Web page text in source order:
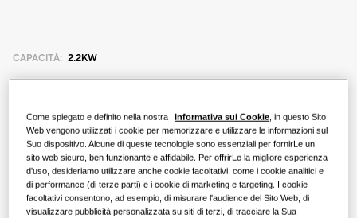
Cassetta360
SmartThings Pro
SmartThings
Prodotti
CAPACITÀ: 2.2KW
EHS TDM Plus - Canalizzabile bassa
prevalenza
AE022ANLDEH/EU
Capacità disponibile
Come spiegato e definito nella nostra Informativa sui Cookie, in questo Sito
Web vengono utilizzati i cookie per memorizzare e utilizzare le informazioni sul
Suo dispositivo. Alcune di queste tecnologie sono essenziali per fornirLe un
sito web sicuro, ben funzionante e affidabile. Per offrirLe la migliore esperienza
d'uso, desideriamo utilizzare anche cookie facoltativi, come i cookie analitici e
di performance (di terze parti) e i cookie di marketing e targeting. I cookie
facoltativi consentono, ad esempio, di misurare l'audience del Sito Web, di
visualizzare pubblicità personalizzata su siti di terzi, di tracciare la Sua